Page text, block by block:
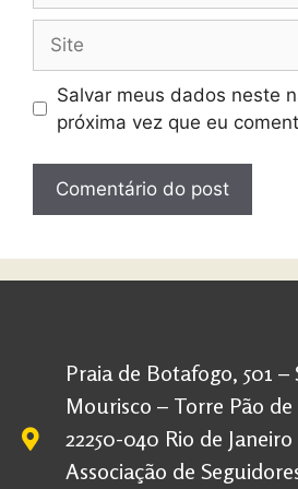
Salvar meus dados neste
próxima vez que eu
Praia de Botafogo, 501 –
Mourisco – Torre Pão
22250-040 Rio de Janeiro
Associação de